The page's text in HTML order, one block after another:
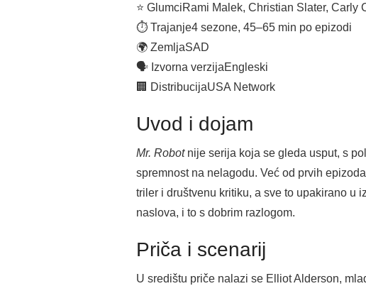
⭐ GlumciRami Malek, Christian Slater, Carly
⏱ Trajanje4 sezone, 45–65 min po epizodi
🌍 ZemljaSAD
🗣 Izvorna verzijaEngleski
🏢 DistribucijaUSA Network
Uvod i dojam
Mr. Robotnije serija koja se gleda usput, s
spremnost na nelagodu. Već od prvih
triler i društvenu kritiku, a sve to upakirano u
naslova, i to s dobrim razlogom.
Priča i scenarij
U središtu priče nalazi se Elliot Alderson,